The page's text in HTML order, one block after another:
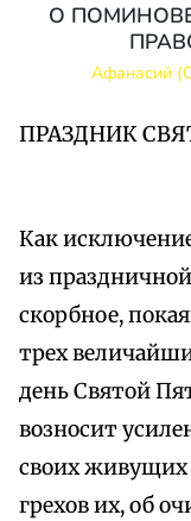
О
Афанасий
ПРАЗДНИК
Как
из
скорбное,
трех
день Святой
возносит
своих живущих
грехов их, об